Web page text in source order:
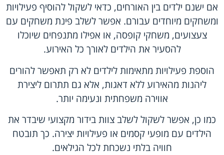
אם ישנם ילדים בין האורחים, כדאי לשקול להוסיף פעילויות
ומשחקים מיוחדים עבורם. אפשר לשלב פינת משחקים עם
צעצועים, משחקי קופסה, או אפילו מתנפחים שיוכלו
להסעיר את הילדים לאורך כל האירוע.
הוספת פעילויות מתאימות לילדים לא רק תאפשר להורים
ליהנות מהאירוע ללא דאגות, אלא גם תתרום ליצירת
אווירה משפחתית ונעימה יותר.
כמו כן, אפשר לשקול לשלב צוות בידור מקצועי שיבדר את
הילדים עם מופעי קסמים או פעילויות יצירה. כך תובטח
חוויה בלתי נשכחת לכל הגילאים.